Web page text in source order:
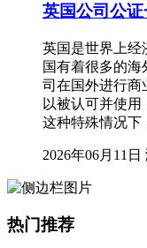
英国公司公
英国是世界上经
国有着很多的
司在国外进行商
以被认可并使
这种特殊情况下
2026年06月11日
热门推荐